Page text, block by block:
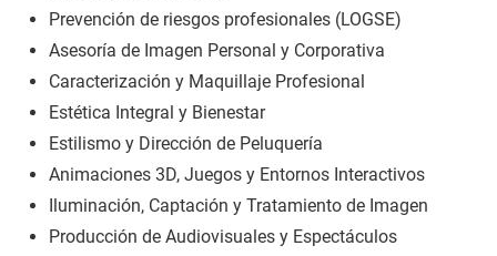
Prevención de riesgos profesionales (LOGSE)
Asesoría de Imagen Personal y Corporativa
Caracterización y Maquillaje Profesional
Estética Integral y Bienestar
Estilismo y Dirección de Peluquería
Animaciones 3D, Juegos y Entornos Interactivos
Iluminación, Captación y Tratamiento de Imagen
Producción de Audiovisuales y Espectáculos